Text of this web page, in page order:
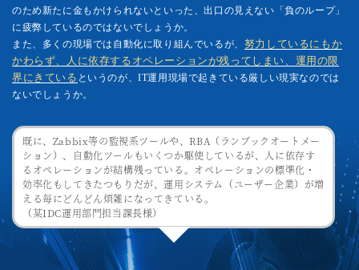
のため新たに金もかけられないといった、出口の見えない「負のループ」
に疲弊しているのではないでしょうか。
また、多くの現場では自動化に取り組んでいるが、 努力しているにもか
かわらず、人に依存するオペレーションが残ってしまい、運用の限
界にきている というのが、IT運用現場で起きている厳しい現実なのでは
ないでしょうか。
既に、Zabbix等の監視系ツールや、RBA（ランブックオートメー
ション）、自動化ツールもいくつか駆使しているが、人に依存す
るオペレーションが結構残っている。オペレーションの標準化・
効率化もしてきたつもりだが、運用システム（ユーザー企業）が増
える毎にどんどん煩雑になってきている。
（某IDC運用部門担当課長様）